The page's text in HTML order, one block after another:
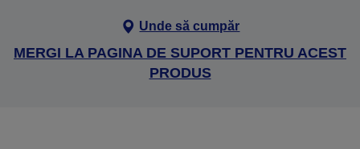
Unde să cumpăr
MERGI LA PAGINA DE SUPORT PENTRU ACEST
PRODUS